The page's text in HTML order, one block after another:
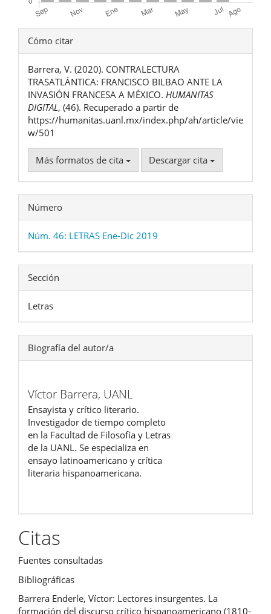
Detalles
del
artículo
Cómo citar
Barrera, V. (2020). CONTRALECTURA
TRASATLÁNTICA: FRANCISCO BILBAO ANTE LA
INVASIÓN FRANCESA A MÉXICO. HUMANITAS
DIGITAL, (46). Recuperado a partir de
https://humanitas.uanl.mx/index.php/ah/article/vie
w/501
Más formatos de cita Descargar cita
Número
Núm. 46: LETRAS Ene-Dic 2019
Sección
Letras
Biografía del autor/a
Víctor Barrera, UANL
Ensayista y crítico literario.
Investigador de tiempo completo
en la Facultad de Filosofía y Letras
de la UANL. Se especializa en
ensayo latinoamericano y crítica
literaria hispanoamericana.
Citas
Fuentes consultadas
Bibliográficas
Barrera Enderle, Víctor: Lectores insurgentes. La
formación del discurso crítico hispanoamericano (1810-